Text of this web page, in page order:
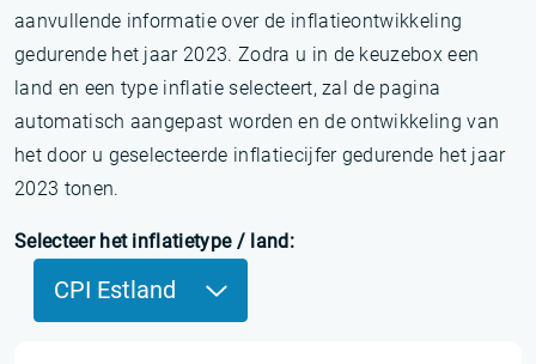
aanvullende informatie over de inflatieontwikkeling
gedurende het jaar 2023. Zodra u in de keuzebox een
land en een type inflatie selecteert, zal de pagina
automatisch aangepast worden en de ontwikkeling van
het door u geselecteerde inflatiecijfer gedurende het jaar
2023 tonen.
Selecteer het inflatietype / land:
CPI Estland